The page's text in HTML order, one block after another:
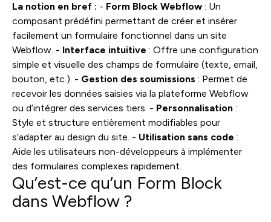
La notion en bref : - Form Block Webflow : Un
composant prédéfini permettant de créer et insérer
facilement un formulaire fonctionnel dans un site
Webflow. - Interface intuitive : Offre une configuration
simple et visuelle des champs de formulaire (texte, email,
bouton, etc.). - Gestion des soumissions : Permet de
recevoir les données saisies via la plateforme Webflow
ou d’intégrer des services tiers. - Personnalisation :
Style et structure entièrement modifiables pour
s’adapter au design du site. - Utilisation sans code :
Aide les utilisateurs non-développeurs à implémenter
des formulaires complexes rapidement.
Qu’est-ce qu’un Form Block
dans Webflow ?